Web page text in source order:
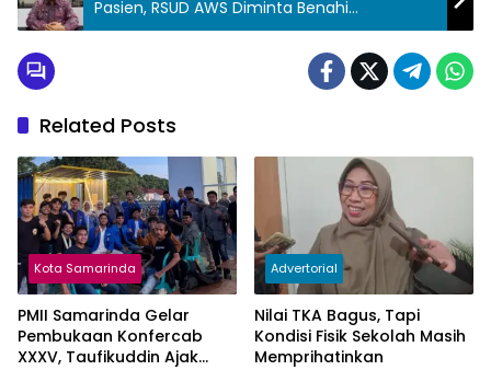
Pasien, RSUD AWS Diminta Benahi
Transparansi Layanan
Related Posts
Kota Samarinda
PMII Samarinda Gelar
Pembukaan Konfercab
XXXV, Taufikuddin Ajak
Advertorial
Nilai TKA Bagus, Tapi
Kondisi Fisik Sekolah Masih
Memprihatinkan